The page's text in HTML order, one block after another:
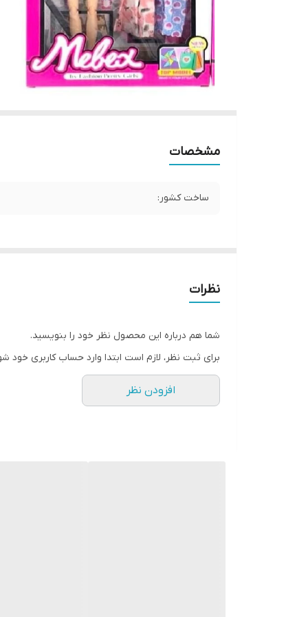
مشخصات
ساخت کشور:
نظرات
شما هم درباره این محصول نظر خود را بنویسید.
برای ثبت نظر، لازم است ابتدا وارد حساب کاربری خود
افزودن نظر